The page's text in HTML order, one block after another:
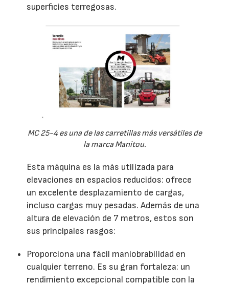
superficies terregosas.
MC 25-4 es una de las carretillas más versátiles de
la marca Manitou.
Esta máquina es la más utilizada para
elevaciones en espacios reducidos: ofrece
un excelente desplazamiento de cargas,
incluso cargas muy pesadas. Además de una
altura de elevación de 7 metros, estos son
sus principales rasgos:
Proporciona una fácil maniobrabilidad en
cualquier terreno. Es su gran fortaleza: un
rendimiento excepcional compatible con la